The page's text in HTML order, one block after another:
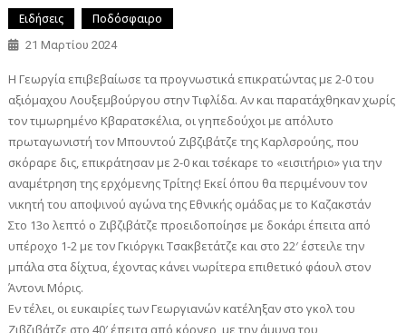
Ειδήσεις Ποδόσφαιρο
21 Μαρτίου 2024
Η Γεωργία επιβεβαίωσε τα προγνωστικά επικρατώντας με 2-0 του
αξιόμαχου Λουξεμβούργου στην Τιφλίδα. Αν και παρατάχθηκαν χωρίς
τον τιμωρημένο Κβαρατσκέλια, οι γηπεδούχοι με απόλυτο
πρωταγωνιστή τον Μπουντού Ζιβζιβάτζε της Καρλσρούης, που
σκόραρε δις, επικράτησαν με 2-0 και τσέκαρε το «εισιτήριο» για την
αναμέτρηση της ερχόμενης Τρίτης! Εκεί όπου θα περιμένουν τον
νικητή του αποψινού αγώνα της Εθνικής ομάδας με το Καζακστάν
Στο 13ο λεπτό ο Ζιβζιβάτζε προειδοποίησε με δοκάρι έπειτα από
υπέροχο 1-2 με τον Γκιόργκι Τσακβετάτζε και στο 22′ έστειλε την
μπάλα στα δίχτυα, έχοντας κάνει νωρίτερα επιθετικό φάουλ στον
Άντονι Μόρις.
Εν τέλει, οι ευκαιρίες των Γεωργιανών κατέληξαν στο γκολ του